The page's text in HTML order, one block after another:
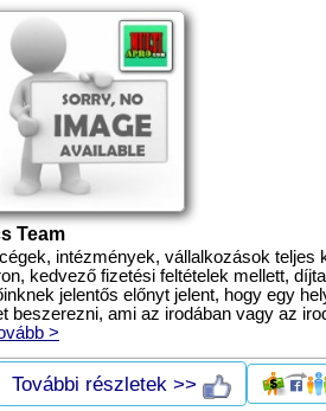
Team
intézmények, vállalkozások teljes
kedvező fizetési feltételek mellett,
jelentős előnyt jelent, hogy egy
beszerezni, ami az irodában vagy az
>
További részletek >>